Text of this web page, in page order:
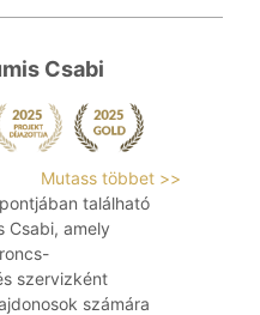
Csabi
Mutass többet >>
található
Csabi, amely
szervizként
számára